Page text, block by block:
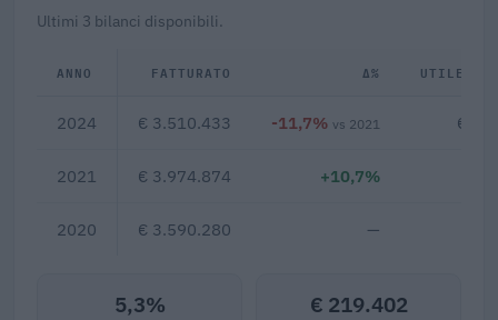
Ultimi 3 bilanci disponibili.
ANNO FATTURATO Δ% UTILE/
2024 € 3.510.433 -11,7% vs 2021 €
2021 € 3.974.874 +10,7%
2020 € 3.590.280 —
5,3% € 219.402